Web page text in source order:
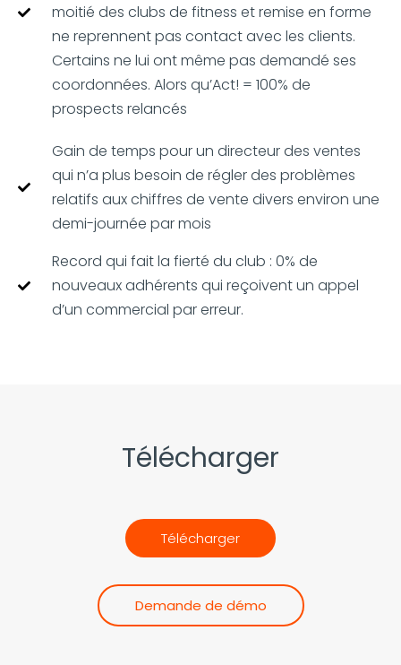
moitié des clubs de fitness et remise en forme
ne reprennent pas contact avec les clients.
Certains ne lui ont même pas demandé ses
coordonnées. Alors qu’Act! = 100% de
prospects relancés
Gain de temps pour un directeur des ventes
qui n’a plus besoin de régler des problèmes
relatifs aux chiffres de vente divers environ une
demi-journée par mois
Record qui fait la fierté du club : 0% de
nouveaux adhérents qui reçoivent un appel
d’un commercial par erreur.
Télécharger
Télécharger
Demande de démo